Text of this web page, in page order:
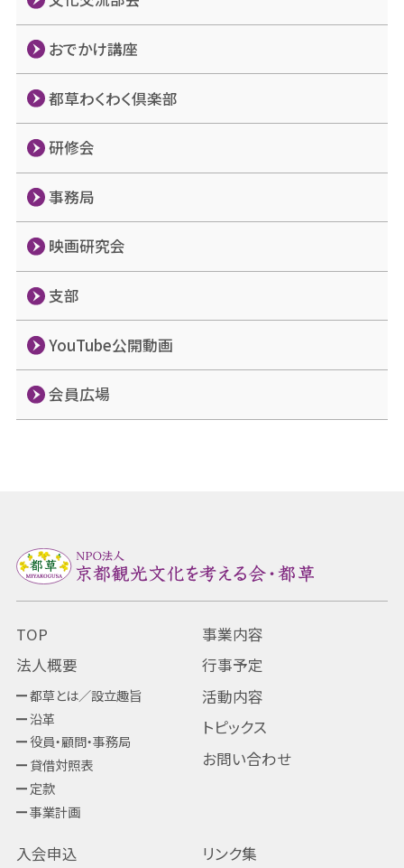
おでかけ講座
都草わくわく倶楽部
研修会
事務局
映画研究会
支部
YouTube公開動画
会員広場
TOP
法人概要
都草とは／設立趣旨
沿革
役員・顧問・事務局
貸借対照表
定款
事業計画
事業内容
行事予定
活動内容
トピックス
お問い合わせ
入会申込
リンク集